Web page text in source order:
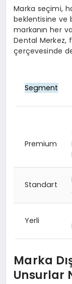
Marka seçimi,
beklentisine ve
markanın her
Dental Merkez,
çerçevesinde
Segment
Premium
Standart
Yerli
Marka
Unsurlar